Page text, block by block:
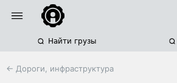
Найти грузы
← Дороги, инфраструктура